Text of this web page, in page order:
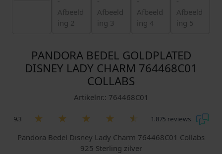
PANDORA BEDEL GOLDPLATED
DISNEY LADY CHARM 764468C01
COLLABS
Artikelnr.: 764468C01
9.3 1.875 reviews
Pandora Bedel Disney Lady Charm 764468C01 Collabs
925 Sterling zilver